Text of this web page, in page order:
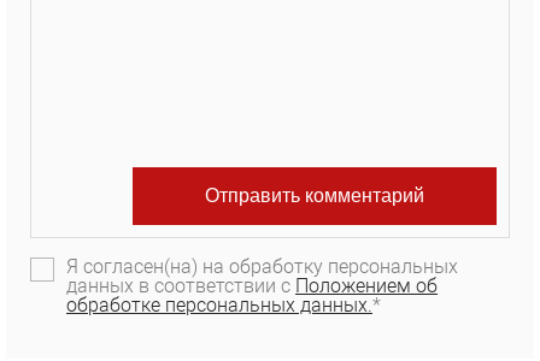
Я согласен(на) на обработку персональных
данных в соответствии с Положением об
обработке персональных данных.*